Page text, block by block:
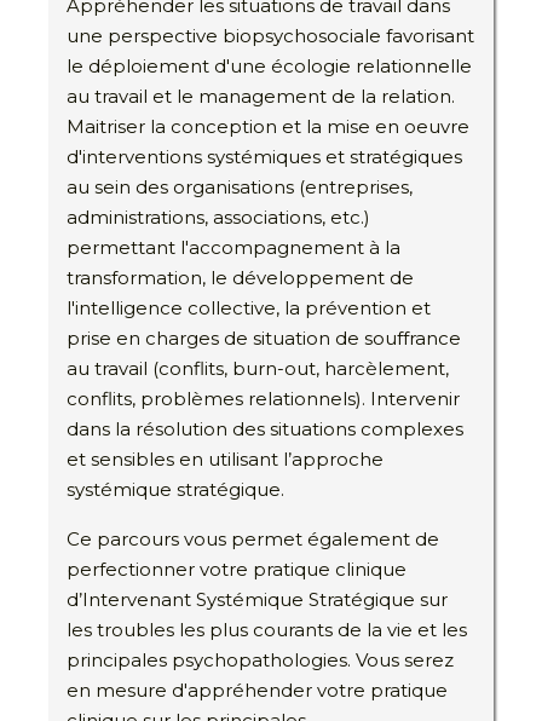
Appréhender les situations de travail dans
une perspective biopsychosociale favorisant
le déploiement d'une écologie relationnelle
au travail et le management de la relation.
Maitriser la conception et la mise en oeuvre
d'interventions systémiques et stratégiques
au sein des organisations (entreprises,
administrations, associations, etc.)
permettant l'accompagnement à la
transformation, le développement de
l'intelligence collective, la prévention et
prise en charges de situation de souffrance
au travail (conflits, burn-out, harcèlement,
conflits, problèmes relationnels). Intervenir
dans la résolution des situations complexes
et sensibles en utilisant l’approche
systémique stratégique.
Ce parcours vous permet également de
perfectionner votre pratique clinique
d’Intervenant Systémique Stratégique sur
les troubles les plus courants de la vie et les
principales psychopathologies. Vous serez
en mesure d'appréhender votre pratique